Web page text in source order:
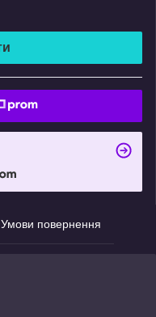
Умови повернення